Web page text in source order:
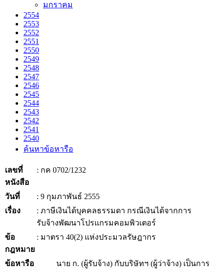
มกราคม
2554
2553
2552
2551
2550
2549
2548
2547
2546
2545
2544
2543
2542
2541
2540
ค้นหาข้อหารือ
เลขที่
หนังสือ
: กค 0702/1232
วันที่
: 9 กุมภาพันธ์ 2555
เรื่อง
: ภาษีเงินได้บุคคลธรรมดา กรณีเงินได้จากการ
รับจ้างพัฒนาโปรแกรมคอมพิวเตอร์
ข้อ
กฎหมาย
: มาตรา 40(2) แห่งประมวลรัษฎากร
ข้อหารือ
นาย ก. (ผู้รับจ้าง) กับบริษัทฯ (ผู้ว่าจ้าง) เป็นการ